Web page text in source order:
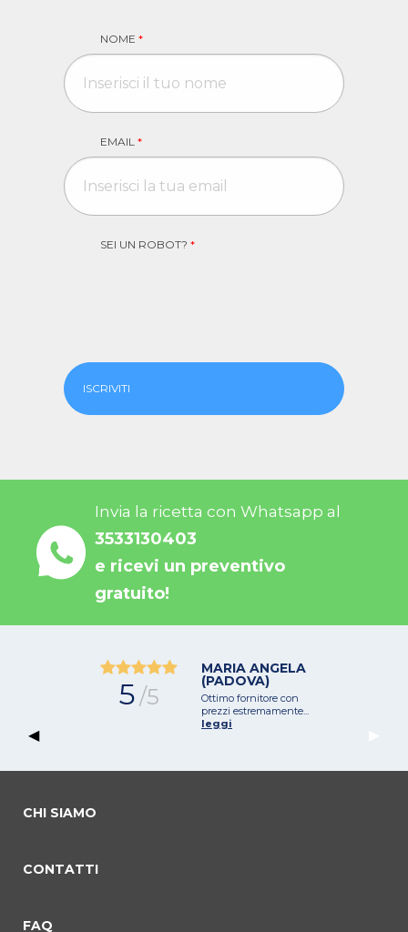
NOME *
EMAIL *
SEI UN ROBOT? *
ISCRIVITI
Invia la ricetta con Whatsapp al
3533130403
e ricevi un preventivo
gratuito!
Previous Slide
◀︎
5/5
MARIA ANGELA
(PADOVA)
Ottimo fornitore con
prezzi estremamente...
leggi
CHI SIAMO
CONTATTI
FAQ